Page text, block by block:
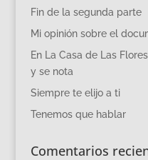
Fin de la segunda parte
Mi opinión sobre el
En La Casa de Las
y se nota
Siempre te elijo a ti
Tenemos que hablar
Comentarios